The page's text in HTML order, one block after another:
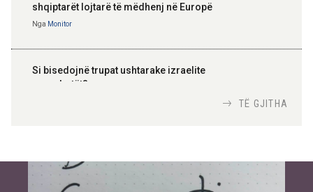
shqiptarët lojtarë të mëdhenj në Europë
Nga Monitor
Si bisedojnë trupat ushtarake izraelite
me robotët?
inteligjente izraelite
TË GJITHA